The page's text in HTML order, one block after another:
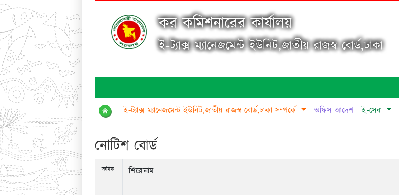
কর কমিশনারের কার্যালয়
ই-ট্যাক্স ম্যানেজমেন্ট ইউনিট,জাতীয় রাজস্ব বোর্ড,ঢাকা
ই-ট্যাক্স ম্যানেজমেন্ট ইউনিট,জাতীয় রাজস্ব বোর্ড,ঢাকা সম্পর্কে অফিস আদেশ ই-সেবা
নোটিশ বোর্ড
ক্রমিক শিরোনাম